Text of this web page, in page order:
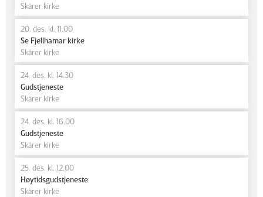
Skårer kirke
20. des. kl. 11.00
Se Fjellhamar kirke
Skårer kirke
24. des. kl. 14.30
Gudstjeneste
Skårer kirke
24. des. kl. 16.00
Gudstjeneste
Skårer kirke
25. des. kl. 12.00
Høytidsgudstjeneste
Skårer kirke